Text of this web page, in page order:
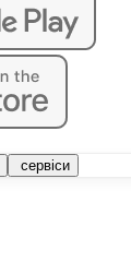
сервіси